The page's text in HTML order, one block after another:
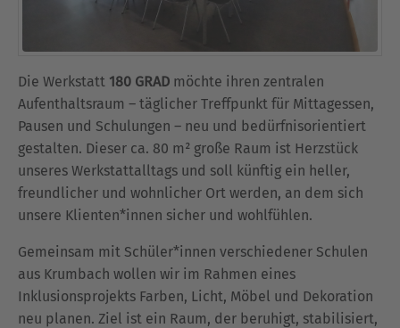
Die Werkstatt 180 GRAD möchte ihren zentralen
Aufenthaltsraum – täglicher Treffpunkt für Mittagessen,
Pausen und Schulungen – neu und bedürfnisorientiert
gestalten. Dieser ca. 80 m² große Raum ist Herzstück
unseres Werkstattalltags und soll künftig ein heller,
freundlicher und wohnlicher Ort werden, an dem sich
unsere Klienten*innen sicher und wohlfühlen.
Gemeinsam mit Schüler*innen verschiedener Schulen
aus Krumbach wollen wir im Rahmen eines
Inklusionsprojekts Farben, Licht, Möbel und Dekoration
neu planen. Ziel ist ein Raum, der beruhigt, stabilisiert,